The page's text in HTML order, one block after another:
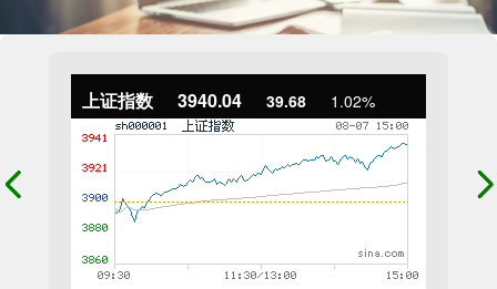
上证指数 3940.04 39.68 1.02%